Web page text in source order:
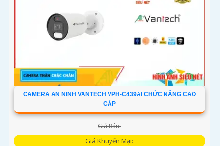
CAMERA AN NINH VANTECH VPH-C439AI CHỨC NĂNG CAO
CẤP
Giá Bán:
Giá Khuyến Mại: